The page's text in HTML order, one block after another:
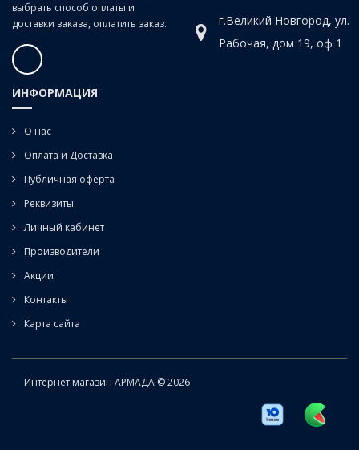
выбрать способ оплаты и
доставки заказа, оплатить заказ.
г.Великий Новгород, ул.
Рабочая, дом 19, оф 1
ИНФОРМАЦИЯ
О нас
Оплата и Доставка
Публичная оферта
Реквизиты
Личный кабинет
Производители
Акции
Контакты
Карта сайта
Интернет магазин АРМАДА © 2026